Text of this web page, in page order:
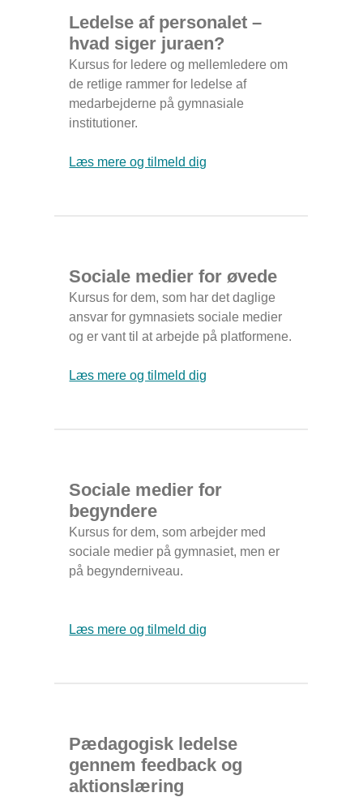
Ledelse af personalet –
hvad siger juraen?
Kursus for ledere og mellemledere om
de retlige rammer for ledelse af
medarbejderne på gymnasiale
institutioner.
Læs mere og tilmeld dig
Sociale medier for øvede
Kursus for dem, som har det daglige
ansvar for gymnasiets sociale medier
og er vant til at arbejde på platformene.
Læs mere og tilmeld dig
Sociale medier for
begyndere
Kursus for dem, som arbejder med
sociale medier på gymnasiet, men er
på begynderniveau.
Læs mere og tilmeld dig
Pædagogisk ledelse
gennem feedback og
aktionslæring